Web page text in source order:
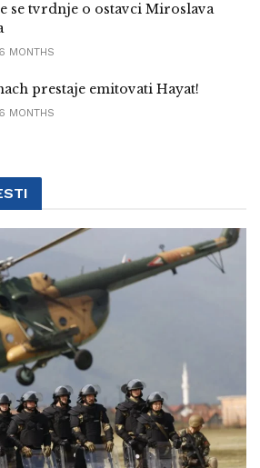
se tvrdnje o ostavci Miroslava
MONTHS
prestaje emitovati Hayat!
MONTHS